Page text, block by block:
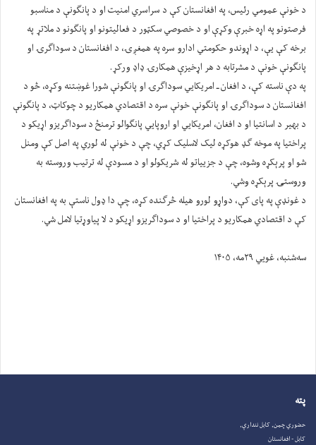
د خونې عمومي رئیس، په افغانستان کې د سراسري امنیت او د پانګونې د مناسبو
فرصتونو په اړه خبرې وکړې او د خصوصي سکټور د فعالیتونو او پانګونو د ملاتړ په
برخه کې یې، د اړوندو حکومتي ادارو سره په همغږۍ، د افغانستان د سوداګرۍ او
پانګونې خونې د مشرتابه د هر اړخیزې همکارۍ ډاډ ورکړ.
په دې ناسته کې، د افغان ـ امریکايي سوداګرۍ او پانګونې شورا غوښتنه وکړه، څو د
افغانستان د سوداګرۍ او پانګونې خونې سره د اقتصادي همکاریو د چوکاټ، د پانګونې
د بهیر د اسانتیا او د افغان، امریکايي او اروپايي پانګوالو ترمنځ د سوداګریزو اړیکو د
پراختیا په موخه ګډ هوکړه لیک لاسلیک کړي، چې د خونې له لوري په اصل کې ومنل
شو او پرېکړه وشوه، چې د جزییاتو له شریکولو او د مسودې له ترتیب وروسته به
وروستۍ پرېکړه وشي.
د غونډې په پای کې، دواړو لورو هیله څرګنده کړه، چې دا ډول ناستې به په افغانستان
کې د اقتصادي همکاریو د پراختیا او د سوداګریزو اړیکو د لا پیاوړتیا لامل شي.
سه‌شنبه، غویي ۲۹مه، ۱۴۰۵
پته
حضوري چمن, کابل نندارې,
کابل - افغانستان